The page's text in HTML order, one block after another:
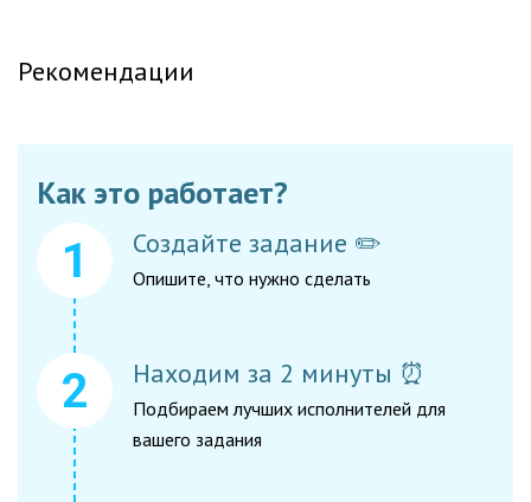
Рекомендации
Как это работает?
Создайте задание ✏️
Опишите, что нужно сделать
Находим за 2 минуты ⏰
Подбираем лучших исполнителей для
вашего задания